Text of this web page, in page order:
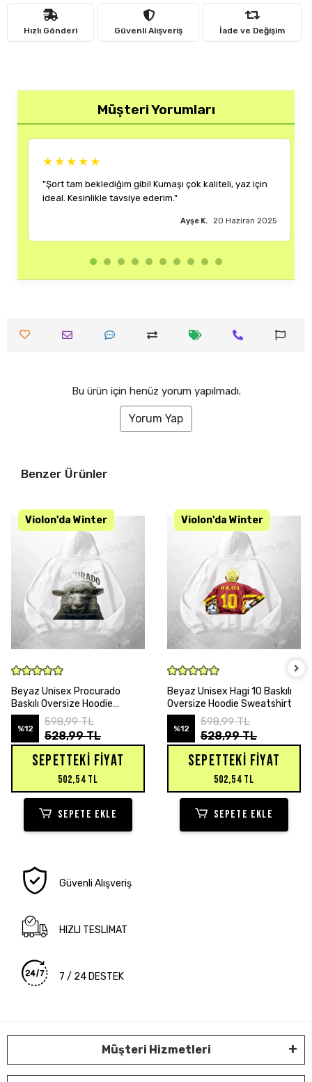
Hızlı Gönderi Güvenli Alışveriş İade ve Değişim
Müşteri Yorumları
Kumaşı çok kaliteli, yaz için
"Rengi ve kalıbı harika. Her
çok memnun kaldım."
Bu ürün için henüz yorum yapılmadı.
Yorum Yap
Benzer Ürünler
Beyaz Unisex Procurado
Baskılı Oversize Hoodie
Sweatshirt
%12
598,99 TL
528,99 TL
SEPETTEKI FIYAT
502,54 TL
SEPETE EKLE
Beyaz Unisex Hagi 10 Baskılı
Oversize Hoodie Sweatshirt
%12
598,99 TL
528,99 TL
SEPETTEKI FIYAT
502,54 TL
SEPETE EKLE
Güvenli Alışveriş
HIZLI TESLİMAT
7 / 24 DESTEK
Müşteri Hizmetleri